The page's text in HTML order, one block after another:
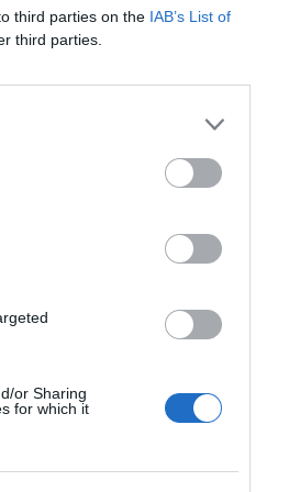
third parties on the IAB’s List of
third parties.
or Sharing
for which it
Coop Kereskedelmi és Ipari Rt.-hez,
A Skála-Coop Kereskedelmi és